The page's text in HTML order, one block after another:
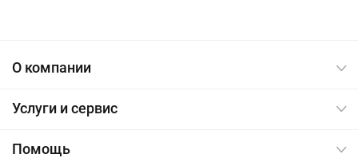
О компании
Услуги и сервис
Помощь